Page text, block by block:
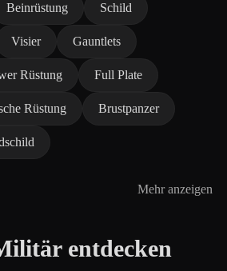
Beinrüstung Schild
Visier Gauntlets
Rüstung Full Plate
Rüstung Brustpanzer
Mehr anzeigen
entdecken